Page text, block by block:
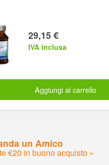
29,15 €
IVA inclusa
Aggiungi al carrello
un Amico
€20 in buono acquisto »